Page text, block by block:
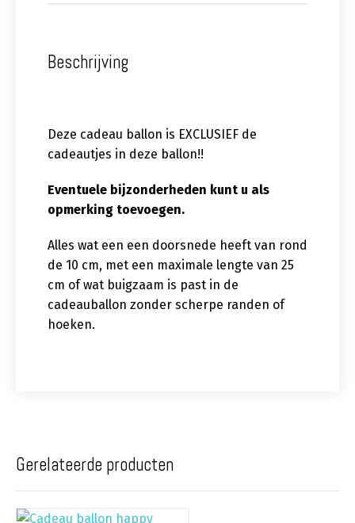
Beschrijving
Deze cadeau ballon is EXCLUSIEF de
cadeautjes in deze ballon!!
Eventuele bijzonderheden kunt u als
opmerking toevoegen.
Alles wat een een doorsnede heeft van rond
de 10 cm, met een maximale lengte van 25
cm of wat buigzaam is past in de
cadeauballon zonder scherpe randen of
hoeken.
Gerelateerde producten